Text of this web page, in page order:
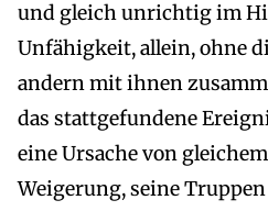
und gleich unrichtig im
Unfähigkeit, allein, ohne
andern mit ihnen
das stattgefundene
eine Ursache von
Weigerung, seine